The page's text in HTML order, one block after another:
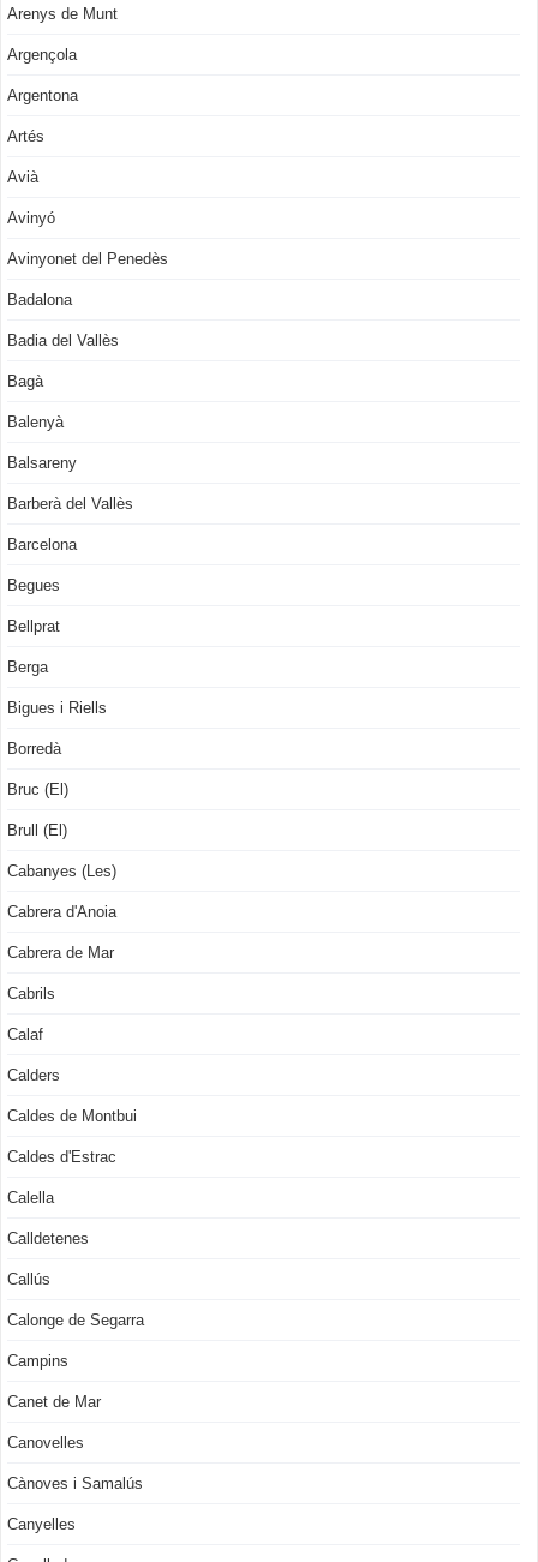
Arenys de Munt
Argençola
Argentona
Artés
Avià
Avinyó
Avinyonet del Penedès
Badalona
Badia del Vallès
Bagà
Balenyà
Balsareny
Barberà del Vallès
Barcelona
Begues
Bellprat
Berga
Bigues i Riells
Borredà
Bruc (El)
Brull (El)
Cabanyes (Les)
Cabrera d'Anoia
Cabrera de Mar
Cabrils
Calaf
Calders
Caldes de Montbui
Caldes d'Estrac
Calella
Calldetenes
Callús
Calonge de Segarra
Campins
Canet de Mar
Canovelles
Cànoves i Samalús
Canyelles